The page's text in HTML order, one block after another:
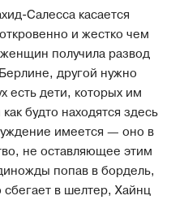
Салесса касается
и жестко чем
получила развод
другой нужно
есть дети, которых им
будто находятся здесь
имеется — оно в
не оставляющее этим
попав в бордель,
в шелтер, Хайнц